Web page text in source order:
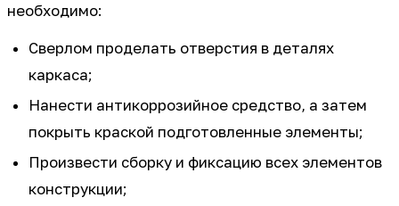
необходимо:
Сверлом проделать отверстия в деталях
каркаса;
Нанести антикоррозийное средство, а затем
покрыть краской подготовленные элементы;
Произвести сборку и фиксацию всех элементов
конструкции;